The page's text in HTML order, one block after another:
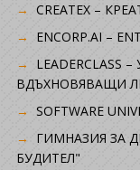
CREATEX –
ENCORP.AI –
ВДЪХНОВЯВАЩИ
SOFTWARE
ГИМНАЗИЯ ЗА
БУДИТЕЛ"